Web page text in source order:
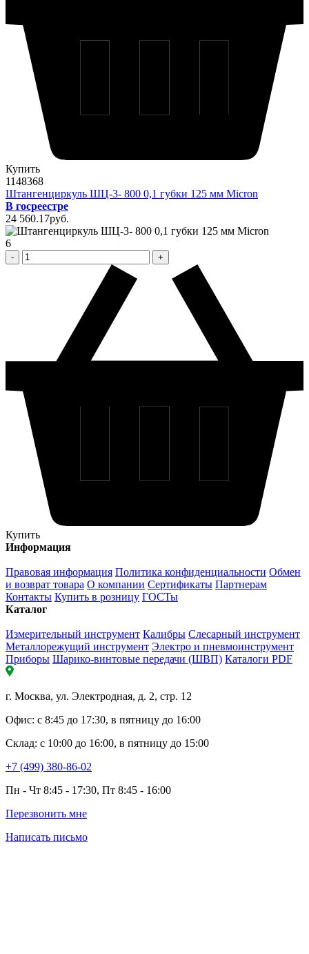
Купить
1148368
Штангенциркуль ШЦ-3- 800 0,1 губки 125 мм Micron
В госреестре
24 560.17pуб.
6
Купить
Информация
Правовая информация Политика конфиденциальности Обмен
и возврат товара О компании Сертификаты Партнерам
Контакты Купить в розницу ГОСТы
Каталог
Измерительный инструмент Калибры Слесарный инструмент
Металлорежущий инструмент Электро и пневмоинструмент
Приборы Шарико-винтовые передачи (ШВП) Каталоги PDF
г. Москва, ул. Электродная, д. 2, стр. 12
Офис: с 8:45 до 17:30, в пятницу до 16:00
Склад: с 10:00 до 16:00, в пятницу до 15:00
+7 (499) 380-86-02
Пн - Чт 8:45 - 17:30, Пт 8:45 - 16:00
Перезвонить мне
Написать письмо